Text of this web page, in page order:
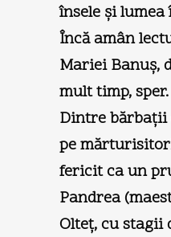
însele şi
Încă amân
Mariei Banuş,
mult timp, sper.
Dintre
pe
fericit ca un
Pandrea
Olteţ, cu stagii